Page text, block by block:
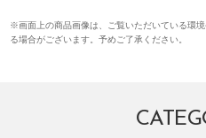
※画面上の商品画像は、ご覧いただいている環
る場合がございます。予めご了承ください。